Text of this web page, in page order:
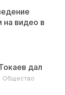
видео в
дал
Общество